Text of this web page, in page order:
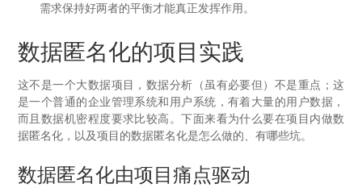
需求保持好两者的平衡才能真正发挥作用。
数据匿名化的项目实践
这不是一个大数据项目，数据分析（虽有必要但）不是重点；这
是一个普通的企业管理系统和用户系统，有着大量的用户数据，
而且数据机密程度要求比较高。下面来看为什么要在项目内做数
据匿名化，以及项目的数据匿名化是怎么做的、有哪些坑。
数据匿名化由项目痛点驱动